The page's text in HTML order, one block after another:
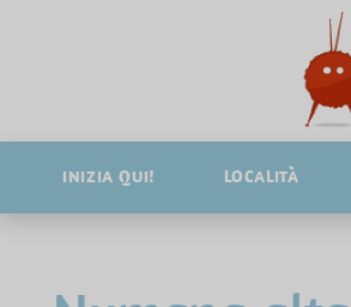
INIZIA QUI! LOCALITÀ